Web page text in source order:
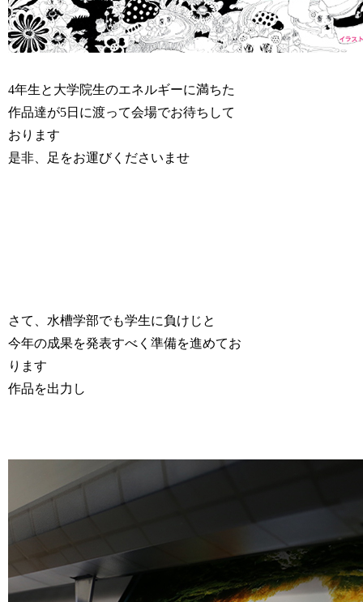
4年生と大学院生のエネルギーに満ちた
作品達が5日に渡って会場でお待ちして
おります
是非、足をお運びくださいませ
さて、水槽学部でも学生に負けじと
今年の成果を発表すべく準備を進めてお
ります
作品を出力し